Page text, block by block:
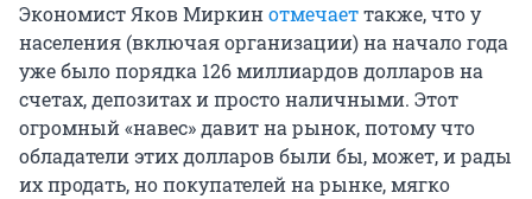
Экономист Яков Миркинотмечаеттакже, что у
населения (включая организации) на начало года
уже было порядка 126 миллиардов долларов на
счетах, депозитах и просто наличными. Этот
огромный «навес» давит на рынок, потому что
обладатели этих долларов были бы, может, и рады
их продать, но покупателей на рынке, мягко